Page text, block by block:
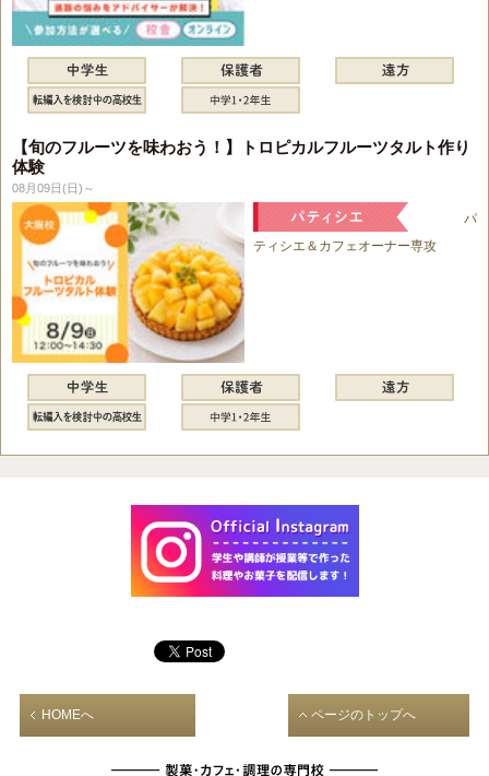
【旬のフルーツを味わおう！】トロピカルフルーツタルト作り
体験
08月09日(日)～
パ
ティシエ＆カフェオーナー専攻
HOMEへ ページのトップへ